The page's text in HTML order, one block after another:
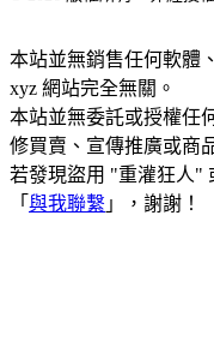
本站並無銷售任何軟體
xyz 網站完全無關。
本站並無委託或授權任
修買賣、宣傳推廣或商
若發現盜用 "重灌狂人"
「 與我聯繫 」，謝謝！